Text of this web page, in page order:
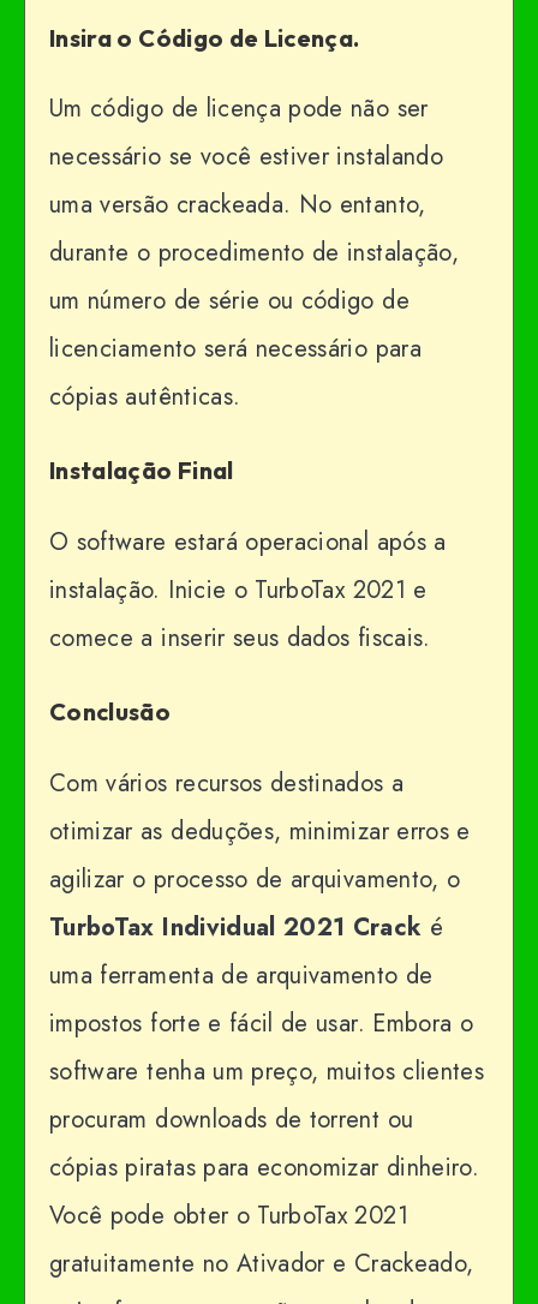
Insira o Código de Licença.
Um código de licença pode não ser
necessário se você estiver instalando
uma versão crackeada. No entanto,
durante o procedimento de instalação,
um número de série ou código de
licenciamento será necessário para
cópias autênticas.
Instalação Final
O software estará operacional após a
instalação. Inicie o TurboTax 2021 e
comece a inserir seus dados fiscais.
Conclusão
Com vários recursos destinados a
otimizar as deduções, minimizar erros e
agilizar o processo de arquivamento, o
TurboTax Individual 2021 Crack é
uma ferramenta de arquivamento de
impostos forte e fácil de usar. Embora o
software tenha um preço, muitos clientes
procuram downloads de torrent ou
cópias piratas para economizar dinheiro.
Você pode obter o TurboTax 2021
gratuitamente no Ativador e Crackeado,